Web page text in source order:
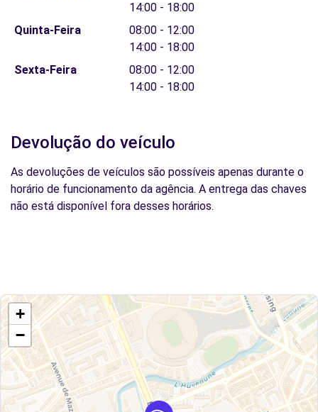
14:00 - 18:00
Quinta-Feira
08:00 - 12:00
14:00 - 18:00
Sexta-Feira
08:00 - 12:00
14:00 - 18:00
Devolução do veículo
As devoluções de veículos são possíveis apenas durante o
horário de funcionamento da agência. A entrega das chaves
não está disponível fora desses horários.
+
−